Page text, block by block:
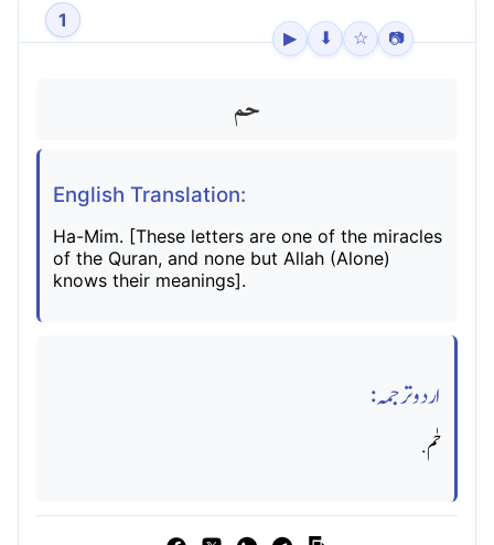
1
▶ ⬇ ☆ 📷
حم
English Translation:
Ha-Mim. [These letters are one of the miracles
of the Quran, and none but Allah (Alone)
knows their meanings].
اردو ترجمہ:
حٰم.